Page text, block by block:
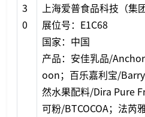
3
0
上海爱普食品科技（集
展位号：E1C68
国家：中国
产品：安佳乳品/
oon；百乐嘉利宝/
然水果配料/Dira Pure
可粉/BTCOCOA；法芮